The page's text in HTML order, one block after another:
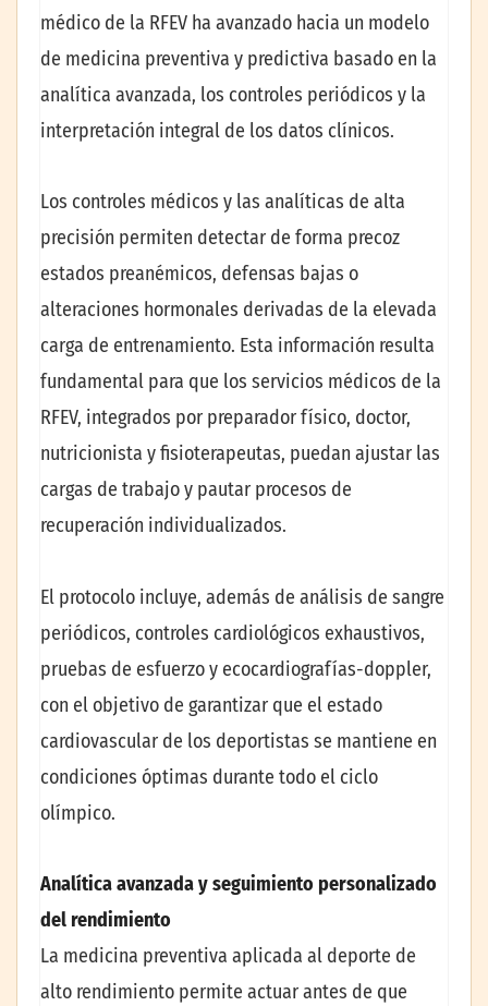
médico de la RFEV ha avanzado hacia un modelo
de medicina preventiva y predictiva basado en la
analítica avanzada, los controles periódicos y la
interpretación integral de los datos clínicos.
Los controles médicos y las analíticas de alta
precisión permiten detectar de forma precoz
estados preanémicos, defensas bajas o
alteraciones hormonales derivadas de la elevada
carga de entrenamiento. Esta información resulta
fundamental para que los servicios médicos de la
RFEV, integrados por preparador físico, doctor,
nutricionista y fisioterapeutas, puedan ajustar las
cargas de trabajo y pautar procesos de
recuperación individualizados.
El protocolo incluye, además de análisis de sangre
periódicos, controles cardiológicos exhaustivos,
pruebas de esfuerzo y ecocardiografías-doppler,
con el objetivo de garantizar que el estado
cardiovascular de los deportistas se mantiene en
condiciones óptimas durante todo el ciclo
olímpico.
Analítica avanzada y seguimiento personalizado
del rendimiento
La medicina preventiva aplicada al deporte de
alto rendimiento permite actuar antes de que